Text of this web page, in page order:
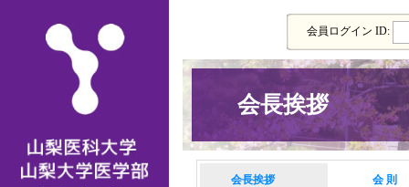
会員ログイン ID:
会長挨拶
会長挨拶 会 則